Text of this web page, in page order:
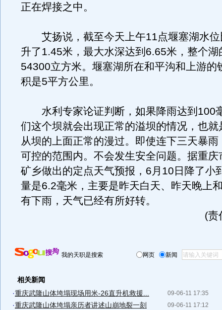
正在焊接之中。
艾扬说，截至今天上午11点堰塞湖水位
升了1.45米，最大水深达到6.65米，整个湖
54300立方米。堰塞湖所在和平沟和上游的
积是5平方公里。
水利专家论证判断，如果降雨达到100
们这个坝就会出现正常的溢坝的情况，也就
从坝的上面正常的漫过。即使连下三天暴
可控的范围内。不会发生安全问题。据重庆
矿乡做出的定点天气预报，6月10日降了小
量是6.2毫米，主要是昨天白天、昨天晚上
有下雨，天气已经有所好转。
(责
我的天职是搜索 网页 新闻
相关新闻
09-06-11 17:35
·重庆武隆山体垮塌现场用米-26直升机救援...
09-06-11 17:12
·重庆武隆山体垮塌亲历者讲述山崩地裂一刻